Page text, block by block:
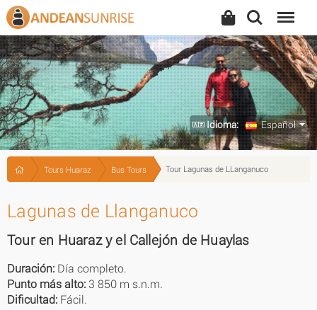
Search Menu
Idioma: Español
Tours Huaraz Bus Tours Tour Lagunas de LLanganuco
Lagunas de Llanganuco
Tour en Huaraz y el Callejón de Huaylas
Duración: Día completo.
Punto más alto: 3 850 m s.n.m.
Dificultad: Fácil.